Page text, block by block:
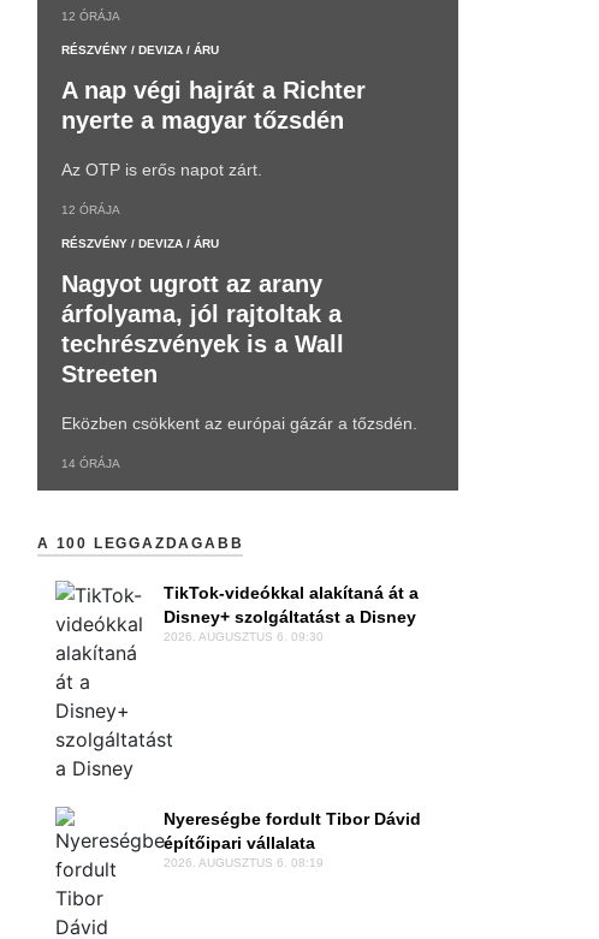
12 ÓRÁJA
RÉSZVÉNY / DEVIZA / ÁRU
A nap végi hajrát a Richter
nyerte a magyar tőzsdén
Az OTP is erős napot zárt.
12 ÓRÁJA
RÉSZVÉNY / DEVIZA / ÁRU
Nagyot ugrott az arany
árfolyama, jól rajtoltak a
techrészvények is a Wall
Streeten
Eközben csökkent az európai gázár a tőzsdén.
14 ÓRÁJA
A 100 LEGGAZDAGABB
TikTok-videókkal alakítaná át a
Disney+ szolgáltatást a Disney
2026. AUGUSZTUS 6. 09:30
Nyereségbe fordult Tibor Dávid
építőipari vállalata
2026. AUGUSZTUS 6. 08:19